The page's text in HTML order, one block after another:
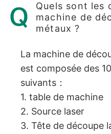
Quels sont les
machine de
métaux ?
La machine de
est composée des
suivants：
1. table de machine
2. Source laser
3. Tête de découpe